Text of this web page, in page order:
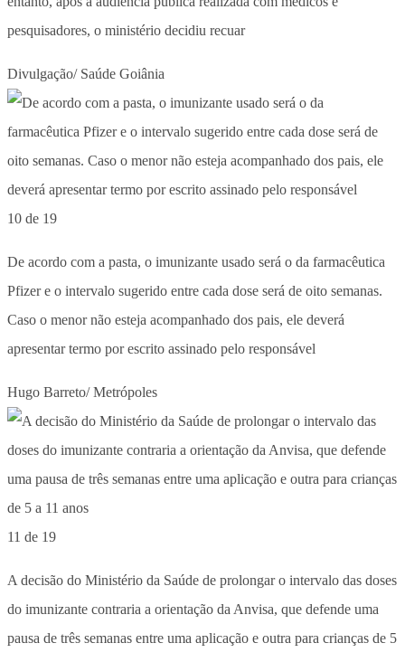
pesquisadores, o ministério decidiu recuar
Divulgação/ Saúde Goiânia
10 de 19
De acordo com a pasta, o imunizante usado será o da farmacêutica
Pfizer e o intervalo sugerido entre cada dose será de oito semanas.
Caso o menor não esteja acompanhado dos pais, ele deverá
apresentar termo por escrito assinado pelo responsável
Hugo Barreto/ Metrópoles
11 de 19
A decisão do Ministério da Saúde de prolongar o intervalo das doses
do imunizante contraria a orientação da Anvisa, que defende uma
pausa de três semanas entre uma aplicação e outra para crianças de 5